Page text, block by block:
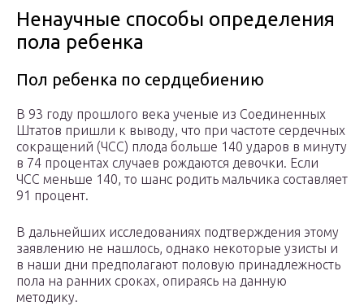
Ненаучные способы определения
пола ребенка
Пол ребенка по сердцебиению
В 93 году прошлого века ученые из Соединенных
Штатов пришли к выводу, что при частоте сердечных
сокращений (ЧСС) плода больше 140 ударов в минуту
в 74 процентах случаев рождаются девочки. Если
ЧСС меньше 140, то шанс родить мальчика составляет
91 процент.
В дальнейших исследованиях подтверждения этому
заявлению не нашлось, однако некоторые узисты и
в наши дни предполагают половую принадлежность
пола на ранних сроках, опираясь на данную
методику.